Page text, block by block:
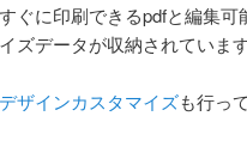
すぐに印刷できるpdfと編集
イズデータが収納されています
デザインカスタマイズも行っ